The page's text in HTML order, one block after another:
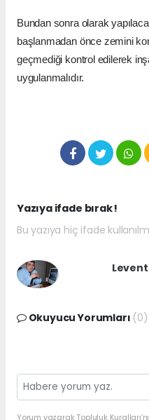
Bundan sonra olarak
başlanmadan önce zemini
geçmediği kontrol edilerek
uygulanmalıdır.
Yazıya ifade bırak !
Bu yazıya hiç ifade
Levent
Okuyucu Yorumları (0)
Yorum yazarak Topluluk